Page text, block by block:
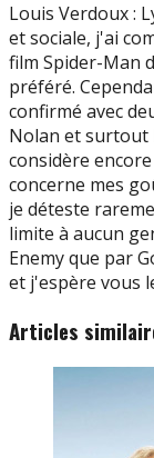
Louis Verdoux :
et sociale, j'ai
film Spider-Man
préféré.
confirmé avec
Nolan et surtout
considère
concerne mes
je déteste
limite à aucun
Enemy que par
et j'espère vous
Articles